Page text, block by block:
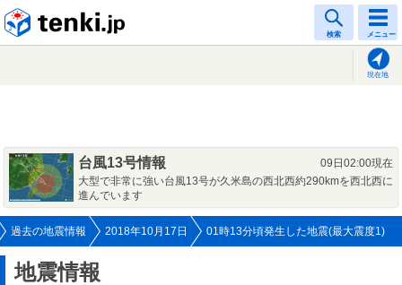
検索 メニュー
現在地
台風13号情報
09日02:00現在
大型で非常に強い台風13号が久米島の西北西約290kmを西北西に
進んでいます
過去の地震情報 2018年10月17日 01時13分頃発生した地震(最大震度1)
地震情報